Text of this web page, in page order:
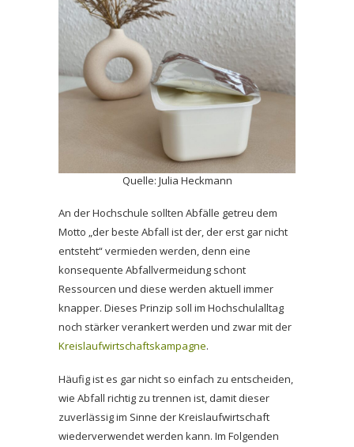
Quelle: Julia Heckmann
An der Hochschule sollten Abfälle getreu dem
Motto „der beste Abfall ist der, der erst gar nicht
entsteht“ vermieden werden, denn eine
konsequente Abfallvermeidung schont
Ressourcen und diese werden aktuell immer
knapper. Dieses Prinzip soll im Hochschulalltag
noch stärker verankert werden und zwar mit der
Kreislaufwirtschaftskampagne.
Häufig ist es gar nicht so einfach zu entscheiden,
wie Abfall richtig zu trennen ist, damit dieser
zuverlässig im Sinne der Kreislaufwirtschaft
wiederverwendet werden kann. Im Folgenden